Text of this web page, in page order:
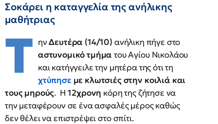
Σοκάρει η καταγγελία της ανήλικης
μαθήτριας
Τ ηνΔευτέρα (14/10) ανήλικη πήγε στο
αστυνομικό τμήμα του Αγίου Νικολάου
και κατήγγειλε την μητέρα της ότι τη
χτύπησεμε κλωτσιές στην κοιλιά και
τους μηρούς. H12χρονη κόρη της ζήτησε να
την μεταφέρουν σε ένα ασφαλές μέρος καθώς
δεν θέλει να επιστρέψει στο σπίτι.